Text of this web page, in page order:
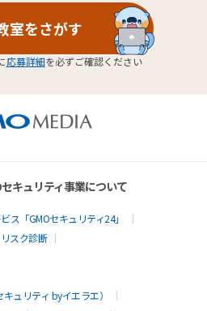
室をさがす
応募詳細を必ずご確認ください
キュリティ事業について
ス「GMOセキュリティ24」
スク診断
ュリティ byイエラエ）